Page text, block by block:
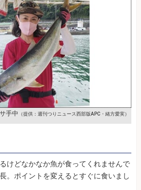
手中 （提供：週刊つりニュース西部版APC・緒方愛実）
けどなかなか魚が食ってくれませんで
。ポイントを変えるとすぐに食いまし